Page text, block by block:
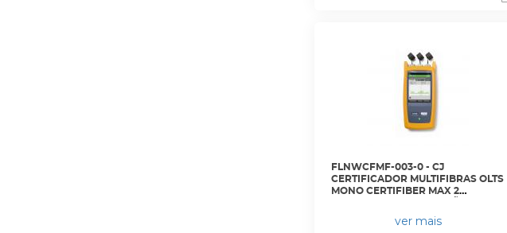
FLNWCFMF-003-0 - CJ
CERTIFICADOR MULTIFIBRAS OLTS
MONO CERTIFIBER MAX 2
LIMPADORES - CFM-100SI - FLUKE
ver mais